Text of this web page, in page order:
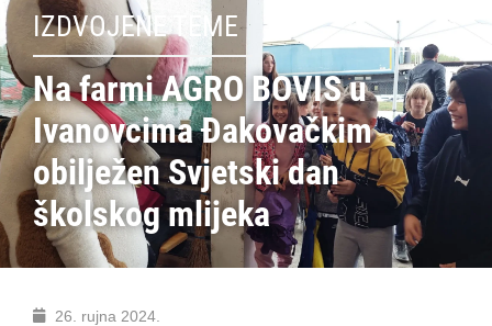
IZDVOJENE TEME
Na farmi AGRO BOVIS u
Ivanovcima Đakovačkim
obilježen Svjetski dan
školskog mlijeka
26. rujna 2024.